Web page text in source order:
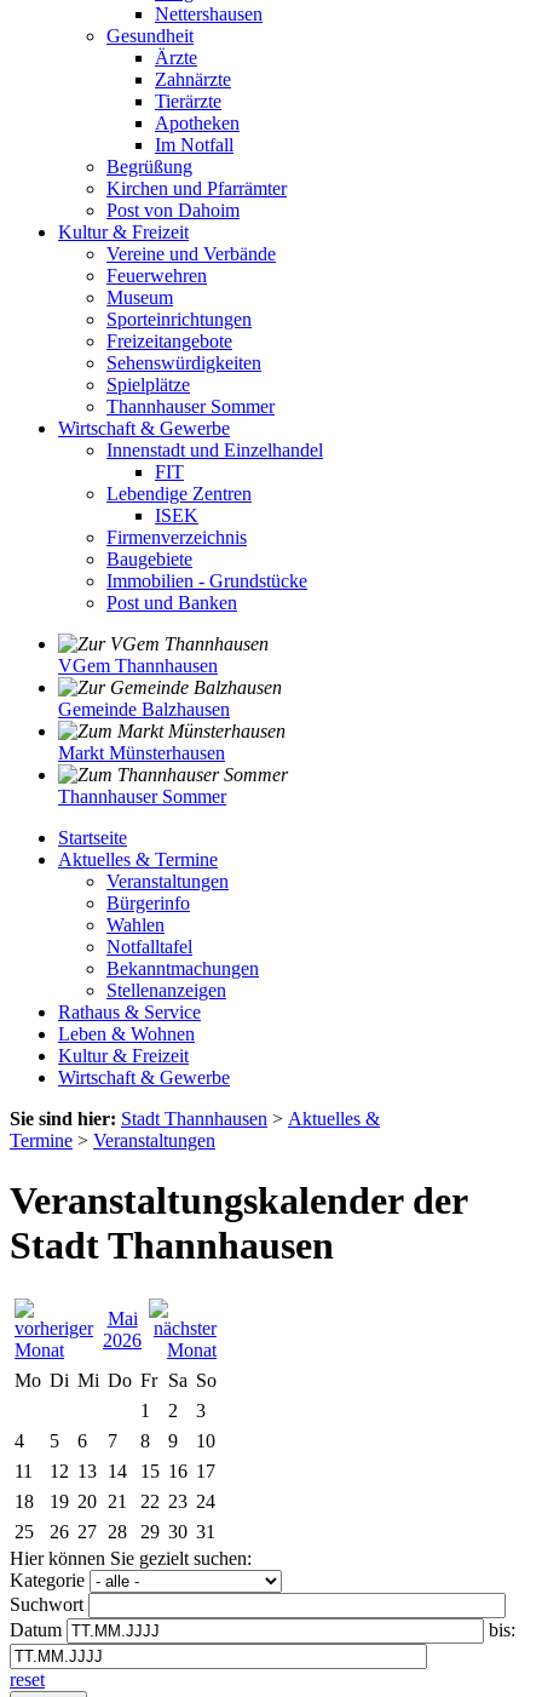
Nettershausen
Gesundheit
Ärzte
Zahnärzte
Tierärzte
Apotheken
Im Notfall
Begrüßung
Kirchen und Pfarrämter
Post von Dahoim
Kultur & Freizeit
Vereine und Verbände
Feuerwehren
Museum
Sporteinrichtungen
Freizeitangebote
Sehenswürdigkeiten
Spielplätze
Thannhauser Sommer
Wirtschaft & Gewerbe
Innenstadt und Einzelhandel
FIT
Lebendige Zentren
ISEK
Firmenverzeichnis
Baugebiete
Immobilien - Grundstücke
Post und Banken
VGem Thannhausen
Gemeinde Balzhausen
Markt Münsterhausen
Thannhauser Sommer
Startseite
Aktuelles & Termine
Veranstaltungen
Bürgerinfo
Wahlen
Notfalltafel
Bekanntmachungen
Stellenanzeigen
Rathaus & Service
Leben & Wohnen
Kultur & Freizeit
Wirtschaft & Gewerbe
Sie sind hier: Stadt Thannhausen > Aktuelles &
Termine > Veranstaltungen
Veranstaltungskalender der
Stadt Thannhausen
Mai
2026
Mo Di Mi Do Fr Sa So
1
2
3
4
5 6 7 8 9
10
11
12 13 14 15 16 17
18
19 20 21 22 23 24
25
26 27 28 29 30 31
Hier können Sie gezielt suchen:
Kategorie
Suchwort
Datum
bis:
reset